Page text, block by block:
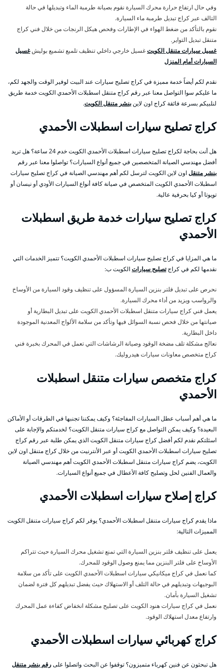
وفي حال ارتفاع حرارة محرك السيارة نقوم بصيانة طرمبة الماء وتبديلها في حالة
التالف عبر كراج تبديل طرمبة ماء السيارة.
نقوم بالتأكد من ضغط الهواء في الإطارات وفحص هيكل الرنجات من خلال فني كراج
متنقل تبديل التواير.
غسيل سيارات متنقل الكويتغسيل خارجي داخلي تنظيف تلميع تشميع بوليشغسيل
السيارات أمام المنزل
نقدم لكم أيضاً خدمة مميزة في كراج تصليح سيارات عند البيت لوفير الوقت والجهد لكم،
ما عليكم سوا التواصل معنا عبر رقم كراج متنقل اسطبلات الأحمدي الكويت خدمة طريق
لنلبيكم بسرعة فائقة كراج اون لاينبنشر متنقل الكويت.
كراج تصليح سيارات اسطبلات الأحمدي
هل أنت بحاجة لكراج تصليح سيارات اسطبلات الأحمدي الكويت خدم 24 ساعة؟ هل تريد
أفضل مهندسي الصيانة المتخصصين في جميع أنواع السيارات؟ تواصلوا معنا عبر رقم
بنشر متنقلاون لاين الكويت لترسل لكم أهم مهندسي الصيانة في كراج تصليح سيارات
اسطبلات الأحمدي الكويت المتخصص في صيانة كافة أنواع السيارات الأودي أو نيسان أو
تويوتا أو كيا بحرفية عالية.
كراج تصليح سيارات خدمة طريق اسطبلات
الأحمدي
ما هي المزايا في كراج تصليح سيارات اسطبلات الأحمدي الكويت؟ تتميز الخدمات التي
نقدمها لكم في كراجتصليح سياراتالكويت ب:
نحرص على تبديل فلتر بنزين السيارة المسؤول على تنظيف وقود السيارة من الأوساخ
والرواسب ويزيد من أداء محرك السيارة.
يعمل فني كراج سيارات متنقل اسطبلات الأحمدي الكويت على تبديل البطارية أو
صيانتها من خلال فحص نسبة السوائل فيها وتأكد من سلامة الألواح المعدنية الموجودة
داخل البطارية.
نعالج مشكلة تلف مضخة الوقود وصيانة الرشاشات التي تعمل في المحرك بخبرة فني
كراج متخصص معاونات سيارات هيدروليك.
كراج متخصص سيارات متنقل اسطبلات
الأحمدي
ما هي أهم أسباب عطل السيارات المفاجئة؟ وكيف يمكننا تجنبها في الطرقات أو الأماكن
البعيدة؟ وكيف يمكن التواصل مع كراج سيارات متنقل الكويت؟ لخدمتكم والإجابة على
اسئلتكم نقدم لكم أفضل كراج سيارات متنقل الكويت الذي يمكن طلبة عبر رقم كراج
تصليح سيارات اسطبلات الأحمدي الكويت أو عبر الأنترنيت من خلال كراج متنقل اون لاين
الكويت، يضم كراج سيارات متنقل اسطبلات الأحمدي الكويت أهم مهندسي الصيانة
والعمال الفنين لحل وتصليح كافة الأعطال في جميع أنواع السيارات.
كراج إصلاح سيارات اسطبلات الأحمدي
ماذا يقدم كراج سيارات متنقل اسطبلات الأحمدي؟ يوفر لكم كراج سيارات متنقل الكويت
المميزات التالية:
يعمل على تنظيف فلتر بنزين السيارة التي تمنع تشغيل محرك السيارة حيث تتراكم
الأوساخ على فلتر البنزين مما يمنع وصول الوقود للمحرك.
كما نعمل في كراج ميكانيكي سيارات اسطبلات الأحمدي الكويت على تأكد من سلامة
البوجيهات وتبديلهم في حالة التلف أو الاستهلاك حيث يفضل تبديلهم كل فترة لضمان
تشغيل السيارة بأمان.
نعمل في كراج سيارات هنود الكويت على تصليح مشكلة انخفاض كفاءة عمل المحرك
وارتفاع معدل استهلاك الوقود.
كراج كهربائي سيارات اسطبلات الأحمدي
هل تبحثون عن فنين كهرباء متميزون؟ توقفوا عن البحث واتصلوا علىرقم بنشر متنقل